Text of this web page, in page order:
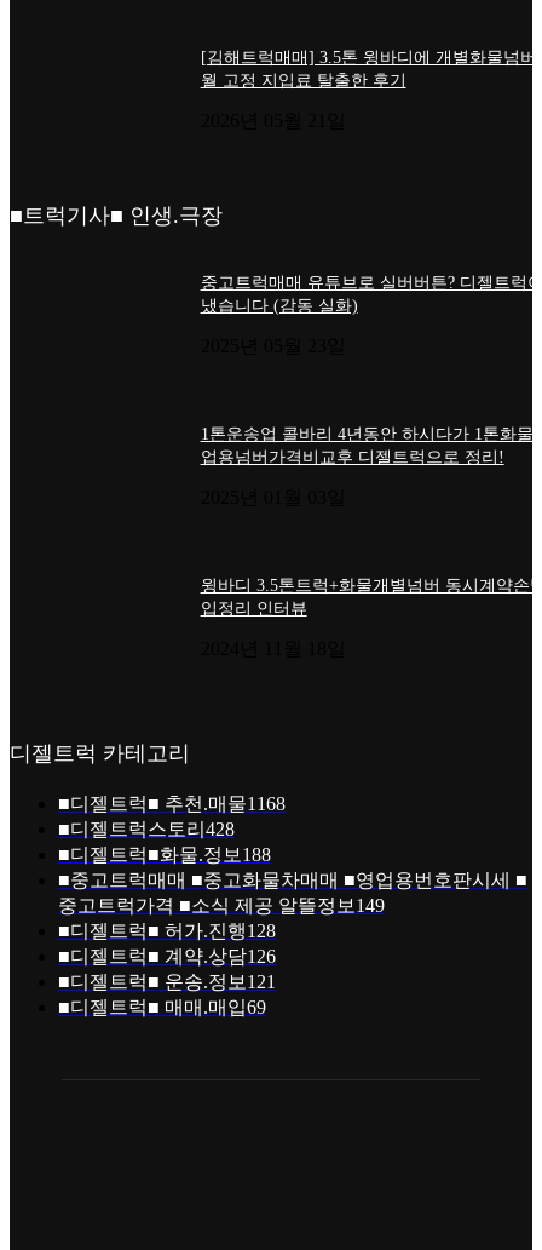
[김해트럭매매] 3.5톤 윙바디에 개별화물넘버
월 고정 지입료 탈출한 후기
■트럭기사■ 인생.극장
중고트럭매매 유튜브로 실버버튼? 디젤트럭
냈습니다 (감동 실화)
1톤운송업 콜바리 4년동안 하시다가 1톤화물
업용넘버가격비교후 디젤트럭으로 정리!
윙바디 3.5톤트럭+화물개별넘버 동시계약손
입정리 인터뷰
디젤트럭 카테고리
■디젤트럭■ 추천.매물1168
■디젤트럭스토리 428
■디젤트럭■화물.정보 188
■중고트럭매매 ■중고화물차매매 ■영업용번호판시세 ■
중고트럭가격 ■소식 제공 알뜰정보 149
■디젤트럭■ 허가.진행128
■디젤트럭■ 계약.상담126
■디젤트럭■ 운송.정보 121
■디젤트럭■ 매매.매입69